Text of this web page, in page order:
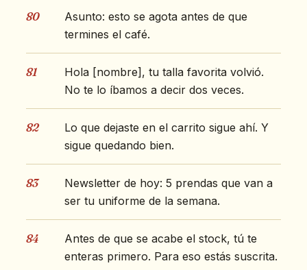
80
Asunto: esto se agota antes de que
termines el café.
81
Hola [nombre], tu talla favorita volvió.
No te lo íbamos a decir dos veces.
82
Lo que dejaste en el carrito sigue ahí. Y
sigue quedando bien.
83
Newsletter de hoy: 5 prendas que van a
ser tu uniforme de la semana.
84
Antes de que se acabe el stock, tú te
enteras primero. Para eso estás suscrita.